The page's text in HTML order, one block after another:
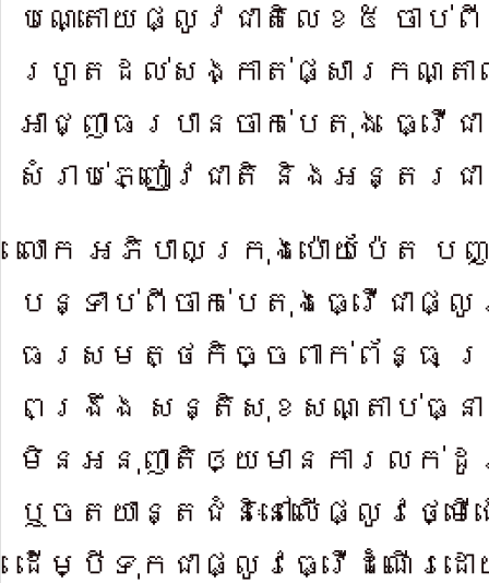
បណ្តោយផ្លូវជា​តិលេខ​៥ ចាប់
រហូតដល់​សង្កាត់ផ្សារ​កណ្ត
អាជ្ញាធរ​បានចាក់បេតុង ធ្វើ
សំ​រាប់ភ្ញៀវជាតិ​ និងអន្តរជ
លោក​ អភិបាលក្រុងប៉ោយប៉ែត ​បញ្
បន្ទាប់ពីចាក់បេតុងធ្វើជាផ្លូ
ធរសមត្ថកិច្ច​ពាក់ព័ន្ធ
ពង្រឹង​ សន្តិសុខ​សណ្តាប់ធ្នាប់
មិនអនុញាតិឲ្យមាន​ការលក់
ឬចត​យាន្តជំនិៈនៅលើផ្លូវថ្មើ
ដើម្បីទុក​ជាផ្លូវធ្វើដំណើរដ